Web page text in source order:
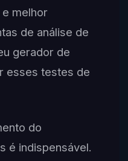
melhor
de análise de
gerador de
esses testes de
do
é indispensável.